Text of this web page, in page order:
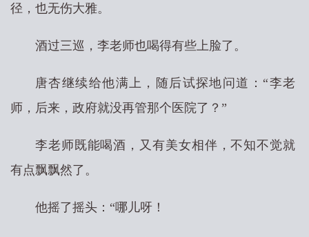
径，也无伤大雅。
酒过三巡，李老师也喝得有些上脸了。
唐杏继续给他满上，随后试探地问道：“李老
师，后来，政府就没再管那个医院了？”
李老师既能喝酒，又有美女相伴，不知不觉就
有点飘飘然了。
他摇了摇头：“哪儿呀！